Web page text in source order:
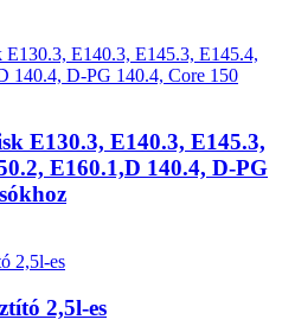
E130.3, E140.3, E145.3,
E160.1,D 140.4, D-PG
2,5l-es